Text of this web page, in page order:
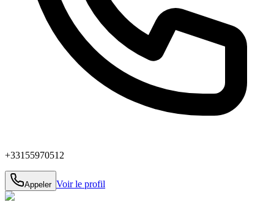
+33155970512
Appeler Voir le profil